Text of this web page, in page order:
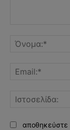
αποθηκεύστε